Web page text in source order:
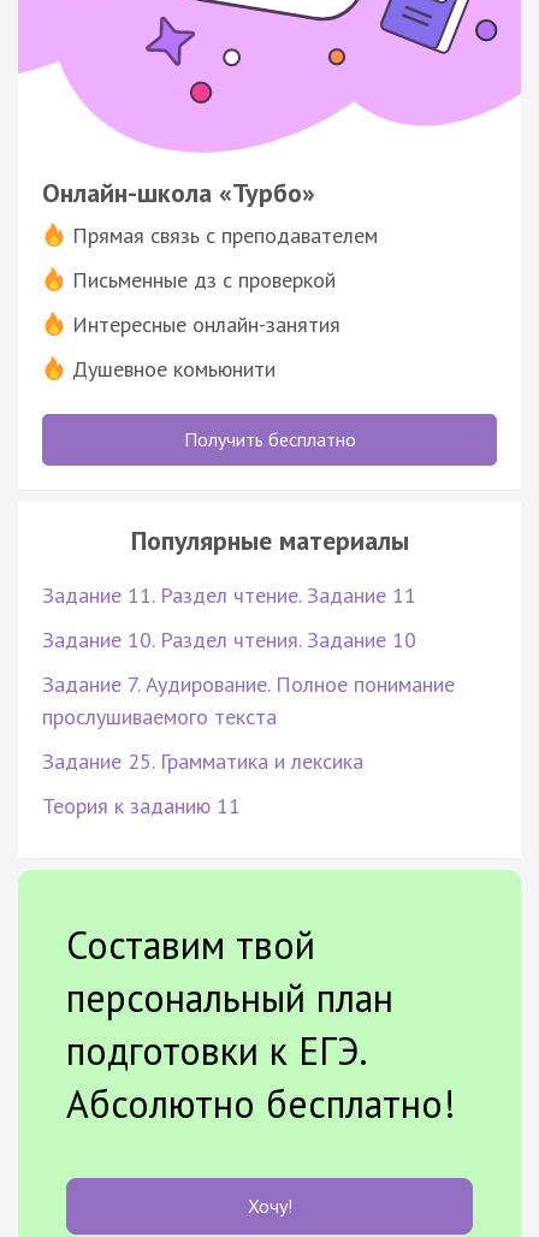
Онлайн-школа «Турбо»
Прямая связь с преподавателем
Письменные дз с проверкой
Интересные онлайн-занятия
Душевное комьюнити
Получить бесплатно
Популярные материалы
Задание 11. Раздел чтение. Задание 11
Задание 10. Раздел чтения. Задание 10
Задание 7. Аудирование. Полное понимание
прослушиваемого текста
Задание 25. Грамматика и лексика
Теория к заданию 11
Составим твой
персональный план
подготовки к ЕГЭ.
Абсолютно бесплатно!
Хочу!